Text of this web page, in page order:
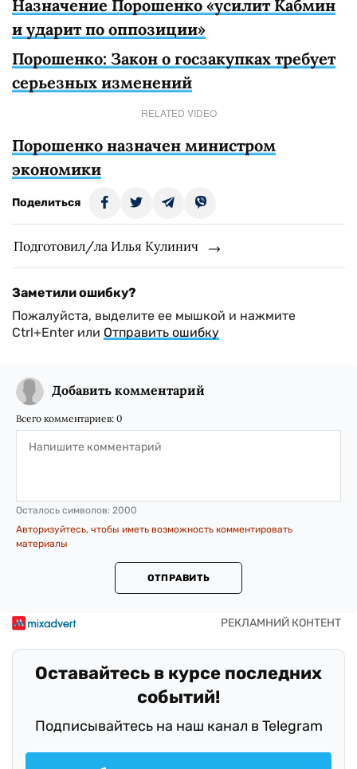
Назначение Порошенко «усилит Кабмин
и ударит по оппозиции»
Порошенко: Закон о госзакупках требует
серьезных изменений
RELATED VIDEO
Порошенко назначен министром
экономики
Поделиться
Подготовил/ла Илья Кулинич
Заметили ошибку?
Пожалуйста, выделите ее мышкой и нажмите
Ctrl+Enter или Отправить ошибку
Добавить комментарий
Всего комментариев: 0
Осталось символов: 2000
Авторизуйтесь, чтобы иметь возможность комментировать
материалы
ОТПРАВИТЬ
Оставайтесь в курсе последних
событий!
Подписывайтесь на наш канал в Telegram